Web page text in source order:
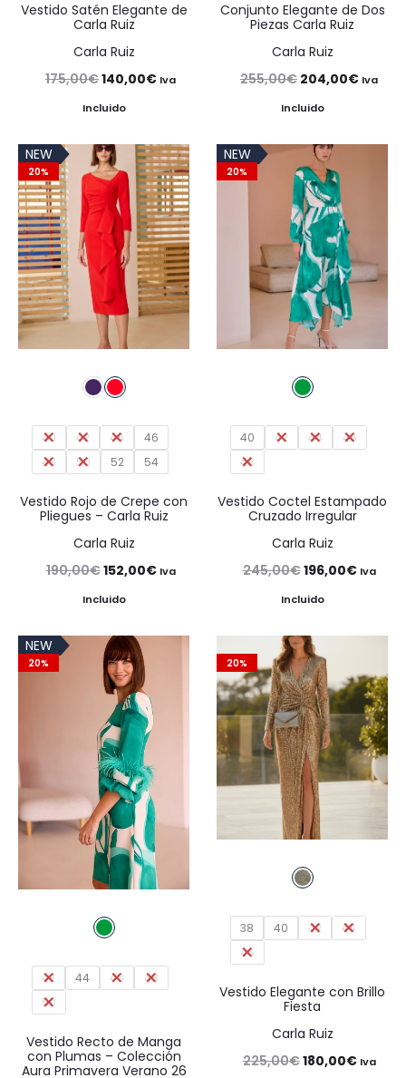
Vestido Satén Elegante de
Carla Ruiz
Carla Ruiz
175,00€El
precio
era:
175,00€.
140,00€El
es:
140,00€.
Iva
Incluido
Conjunto Elegante de Dos
Piezas Carla Ruiz
Carla Ruiz
255,00€ El
precio
era:
255,00€.
204,00€ElIva
Incluido
NEW
20%
40 42 44
46
48
50 52 54
Vestido Rojo de Crepe con
Pliegues – Carla Ruiz
Carla Ruiz
190,00€El
precio
era:
190,00€.
152,00€ElIva
Incluido
NEW
20%
40 42 44
46
48
Vestido Coctel Estampado
Cruzado Irregular
Carla Ruiz
245,00€El
precio
era:
245,00€.
196,00€ElIva
Incluido
NEW
20%
42 44 46
48
50
Vestido Recto de Manga
con Plumas – Colección
Aura Primavera Verano 26
20%
38 40 42
44
46
Vestido Elegante con Brillo
Fiesta
Carla Ruiz
225,00€El
180,00€ElIva